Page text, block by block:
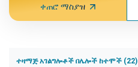
ቀጠሮ ማስያዝ
ተዛማጅ አገልግሎቶች በሌሎች ከተሞች (22)